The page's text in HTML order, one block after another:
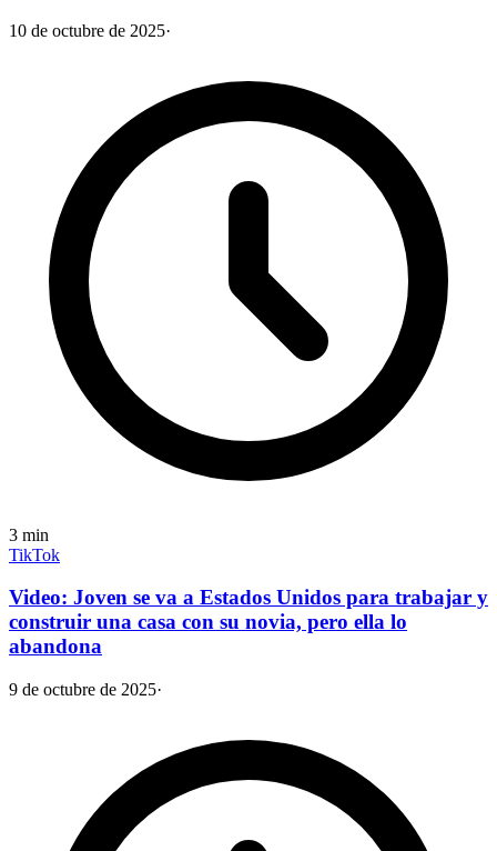
10 de octubre de 2025·
3 min
TikTok
Video: Joven se va a Estados Unidos para trabajar y
construir una casa con su novia, pero ella lo
abandona
9 de octubre de 2025·